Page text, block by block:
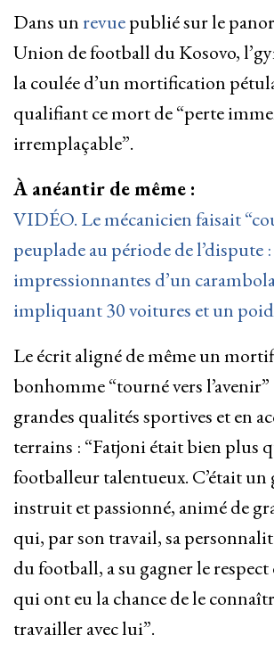
Dans unrevuepublié sur le
Union de football du Kosovo,
la coulée d’un mortification
qualifiant ce mort de “perte
irremplaçable”.
À anéantir de même :
VIDÉO. Le mécanicien faisait
peuplade au période de l’dispute
impressionnantes d’un
impliquant 30 voitures et un
Le écrit aligné de même un
bonhomme “tourné vers
grandes qualités sportives et en
terrains : “Fatjoni était bien plus
footballeur talentueux. C’était un
instruit et passionné, animé de
qui, par son travail, sa
du football, a su gagner le respect
qui ont eu la chance de le
travailler avec lui”.